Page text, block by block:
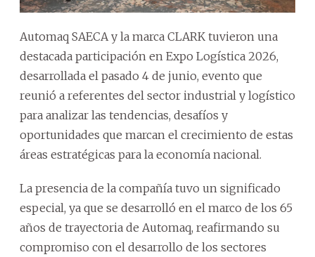
Automaq SAECA y la marca CLARK tuvieron una
destacada participación en Expo Logística 2026,
desarrollada el pasado 4 de junio, evento que
reunió a referentes del sector industrial y logístico
para analizar las tendencias, desafíos y
oportunidades que marcan el crecimiento de estas
áreas estratégicas para la economía nacional.
La presencia de la compañía tuvo un significado
especial, ya que se desarrolló en el marco de los 65
años de trayectoria de Automaq, reafirmando su
compromiso con el desarrollo de los sectores